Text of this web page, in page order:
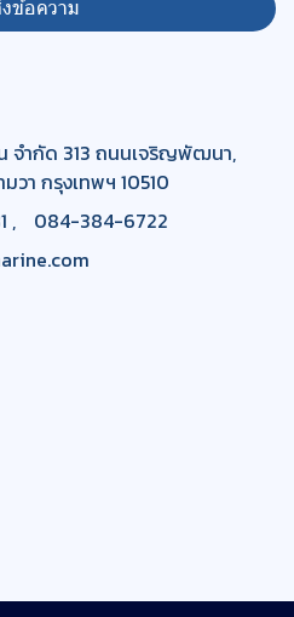
ข้อความ
จำกัด 313 ถนนเจริญพัฒนา,
วา กรุงเทพฯ 10510
084-384-6722